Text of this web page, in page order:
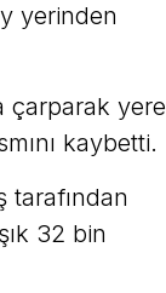
yerinden
çarparak yere
kaybetti.
tarafından
32 bin